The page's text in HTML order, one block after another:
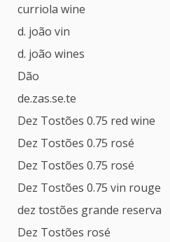
curriola wine
d. joão vin
d. joão wines
Dão
de.zas.se.te
Dez Tostões 0.75 red wine
Dez Tostões 0.75 rosé
Dez Tostões 0.75 rosé
Dez Tostões 0.75 vin rouge
dez tostões grande reserva
Dez Tostões rosé